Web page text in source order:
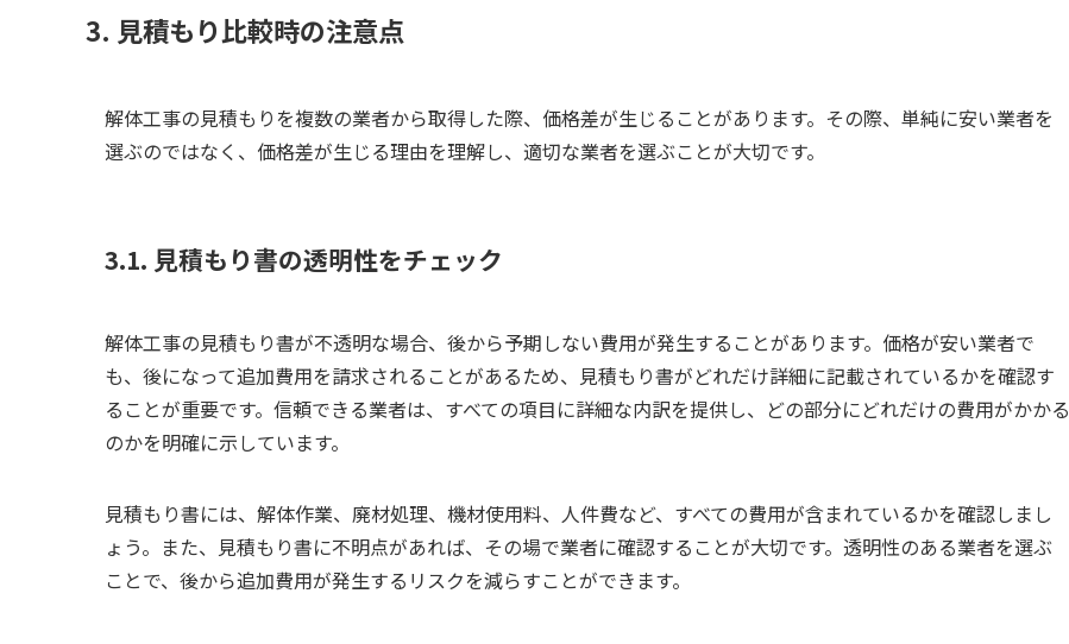
3. 見積もり比較時の注意点
解体工事の見積もりを複数の業者から取得した際、価格差が生じることがあります。その際、単純に安い業者を
選ぶのではなく、価格差が生じる理由を理解し、適切な業者を選ぶことが大切です。
3.1. 見積もり書の透明性をチェック
解体工事の見積もり書が不透明な場合、後から予期しない費用が発生することがあります。価格が安い業者で
も、後になって追加費用を請求されることがあるため、見積もり書がどれだけ詳細に記載されているかを確認す
ることが重要です。信頼できる業者は、すべての項目に詳細な内訳を提供し、どの部分にどれだけの費用がかかる
のかを明確に示しています。
見積もり書には、解体作業、廃材処理、機材使用料、人件費など、すべての費用が含まれているかを確認しまし
ょう。また、見積もり書に不明点があれば、その場で業者に確認することが大切です。透明性のある業者を選ぶ
ことで、後から追加費用が発生するリスクを減らすことができます。